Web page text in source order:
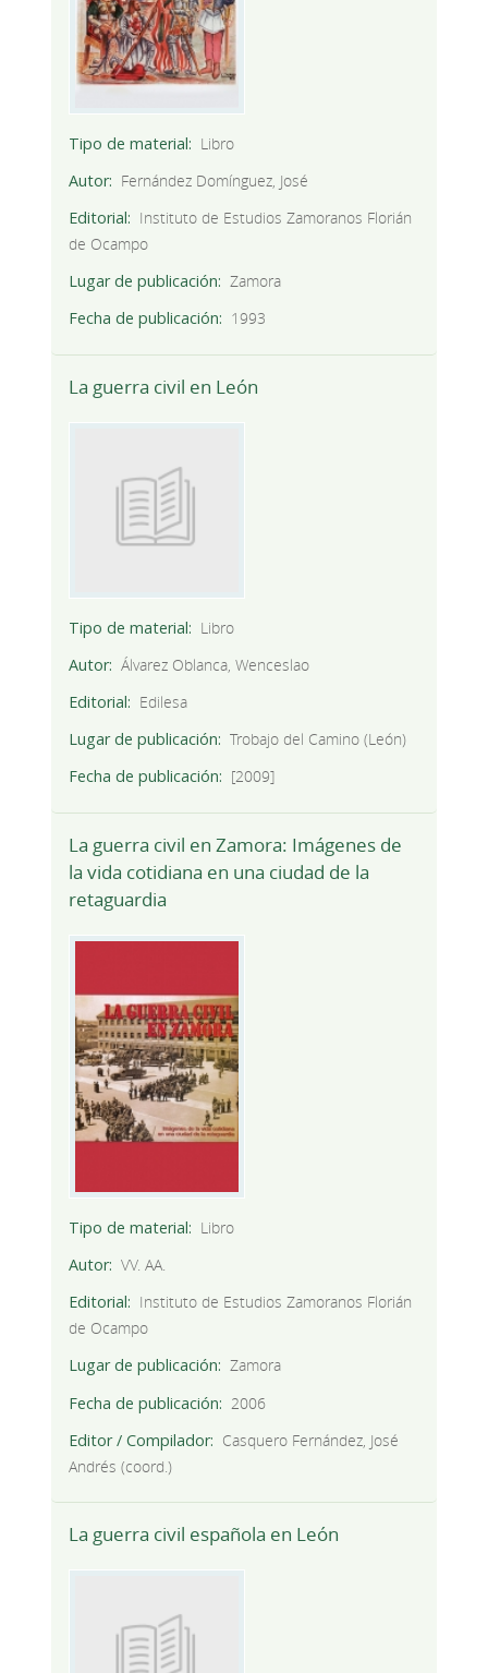
Tipo de material
Libro
Autor
Fernández Domínguez, José
Editorial
Instituto de Estudios Zamoranos Florián
de Ocampo
Lugar de publicación
Zamora
Fecha de publicación
1993
La guerra civil en León
Tipo de material
Libro
Autor
Álvarez Oblanca, Wenceslao
Editorial
Edilesa
Lugar de publicación
Trobajo del Camino (León)
Fecha de publicación
[2009]
La guerra civil en Zamora: Imágenes de
la vida cotidiana en una ciudad de la
retaguardia
Tipo de material
Libro
Autor
VV. AA.
Editorial
Instituto de Estudios Zamoranos Florián
de Ocampo
Lugar de publicación
Zamora
Fecha de publicación
2006
Editor / Compilador
Casquero Fernández, José
Andrés (coord.)
La guerra civil española en León